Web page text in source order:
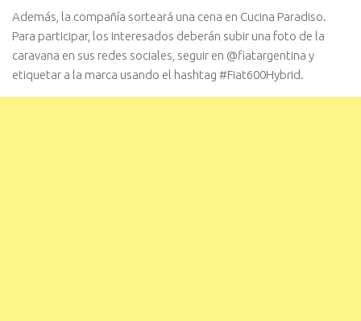
Además, la compañía sorteará una cena en Cucina Paradiso.
Para participar, los interesados deberán subir una foto de la
caravana en sus redes sociales, seguir en @fiatargentina y
etiquetar a la marca usando el hashtag #Fiat600Hybrid.